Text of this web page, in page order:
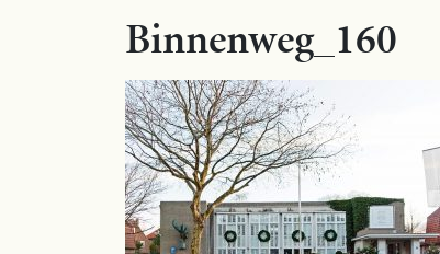
Binnenweg_160